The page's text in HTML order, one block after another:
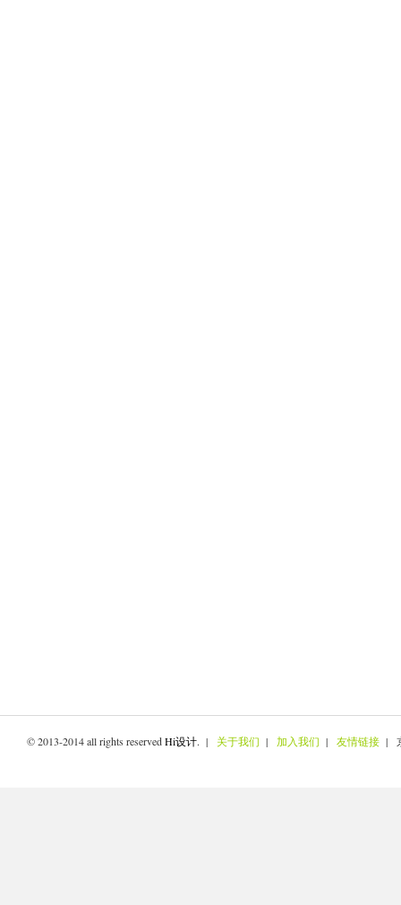
© 2013-2014 all rights reservedHi设计. | 关于我们 | 加入我们 | 友情链接 |